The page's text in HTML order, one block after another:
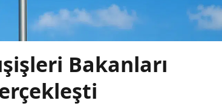
Bakanları